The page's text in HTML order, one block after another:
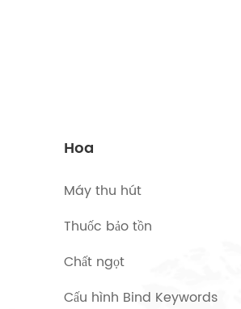
Hoa
Máy thu hút
Thuốc bảo tồn
Chất ngọt
Cấu hình Bind Keywords